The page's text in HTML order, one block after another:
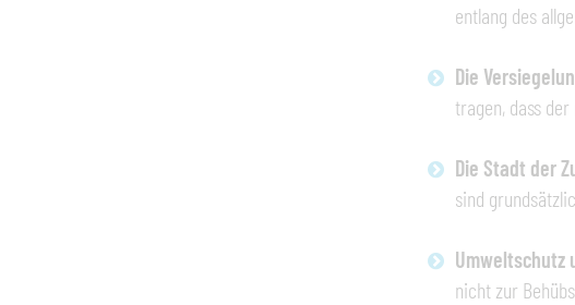
entlang des
Die
tragen, dass
Die Stadt der
sind
Umweltschutz
nicht zur